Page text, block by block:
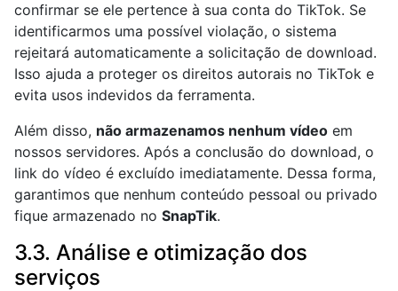
confirmar se ele pertence à sua conta do TikTok. Se
identificarmos uma possível violação, o sistema
rejeitará automaticamente a solicitação de download.
Isso ajuda a proteger os direitos autorais no TikTok e
evita usos indevidos da ferramenta.
Além disso, não armazenamos nenhum vídeo em
nossos servidores. Após a conclusão do download, o
link do vídeo é excluído imediatamente. Dessa forma,
garantimos que nenhum conteúdo pessoal ou privado
fique armazenado no SnapTik.
3.3. Análise e otimização dos
serviços